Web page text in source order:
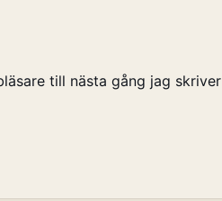
till nästa gång jag skriver